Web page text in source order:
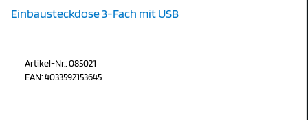
Einbausteckdose 3-Fach mit USB
Artikel-Nr.: 085021
EAN: 4033592153645